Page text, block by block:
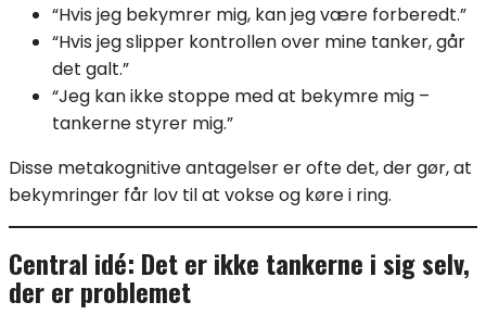
“Hvis jeg bekymrer mig, kan jeg være forberedt.”
“Hvis jeg slipper kontrollen over mine tanker, går
det galt.”
“Jeg kan ikke stoppe med at bekymre mig –
tankerne styrer mig.”
Disse metakognitive antagelser er ofte det, der gør, at
bekymringer får lov til at vokse og køre i ring.
Central idé: Det er ikke tankerne i sig selv,
der er problemet